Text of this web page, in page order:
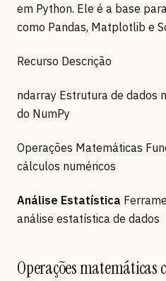
em Python. Ele é a base
como Pandas, Matplotlib e
Recurso Descrição
ndarray Estrutura de dados
do NumPy
Operações Matemáticas
cálculos numéricos
Análise Estatística
análise estatística de dados
Operações matemáticas